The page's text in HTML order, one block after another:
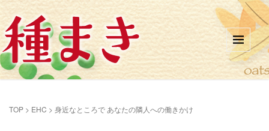
TOP > EHC > 身近なところで あなたの隣人への働きかけ